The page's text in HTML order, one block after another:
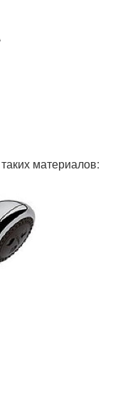
материалов: